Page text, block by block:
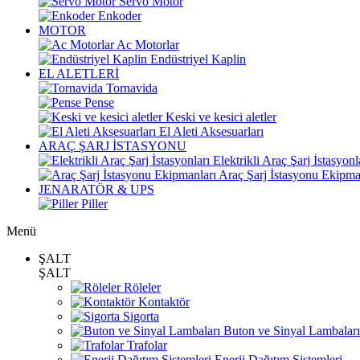
Enkoder
MOTOR
Ac Motorlar
Endüstriyel Kaplin
EL ALETLERİ
Tornavida
Pense
Keski ve kesici aletler
El Aleti Aksesuarları
ARAÇ ŞARJ İSTASYONU
Elektrikli Araç Şarj
Araç Şarj İstasyonu
JENARATÖR & UPS
Piller
Menü
ŞALT
ŞALT
Röleler
Kontaktör
Sigorta
Buton ve Sinyal Lambaları
Trafolar